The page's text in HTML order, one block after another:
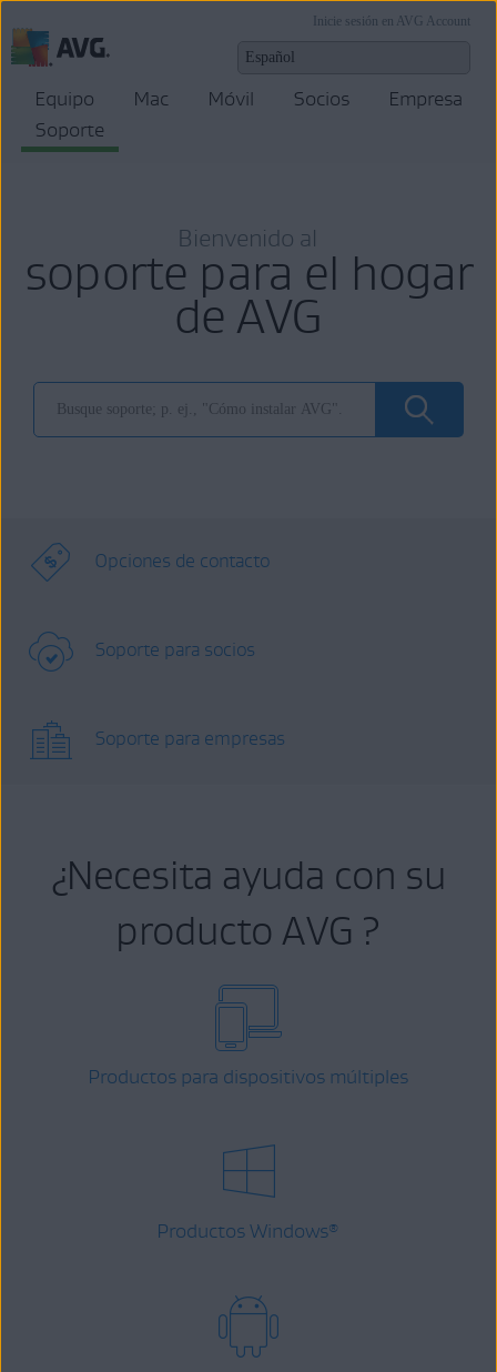
Inicie sesión en AVG Account
Equipo Mac Móvil Socios
Empresa
Soporte
Bienvenido al
soporte para el hogar
de AVG
Opciones de contacto
Soporte para socios
Soporte para empresas
¿Necesita ayuda con su
producto AVG ?
Productos para dispositivos múltiples
Productos Windows®